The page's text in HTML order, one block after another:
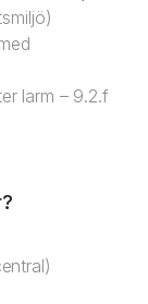
larm – 9.2.f